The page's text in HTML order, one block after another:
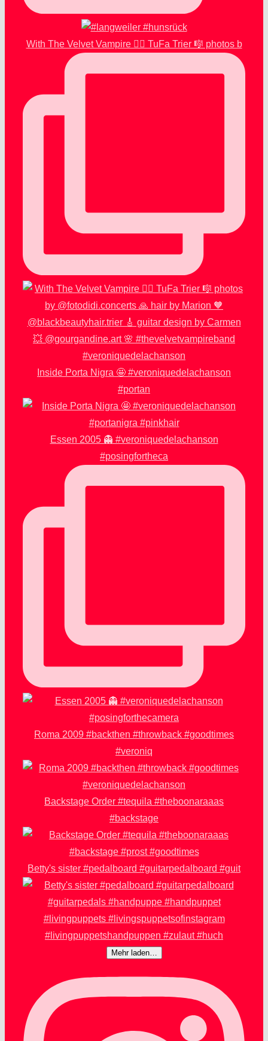
With The Velvet Vampire 🧛‍♂️ TuFa Trier 🎼 photos b
Inside Porta Nigra 🤩 #veroniquedelachanson
#portan
Essen 2005 👻 #veroniquedelachanson
#posingfortheca
Roma 2009 #backthen #throwback #goodtimes
#veroniq
Backstage Order #tequila #theboonaraaas
#backstage
Betty's sister #pedalboard #guitarpedalboard #guit
Mehr laden…